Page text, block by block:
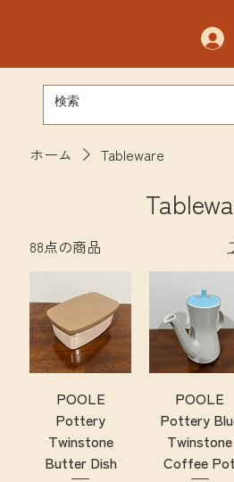
ホーム Tableware
88点の商品
POOLE
Pottery
Twinstone
Butter Dish
POOLE
Pottery
Twinstone
Coffee Pot